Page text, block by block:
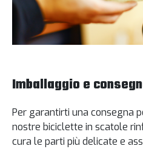
Imballaggio e
Per garantirti una consegna
nostre biciclette in scatole
cura le parti più delicate e